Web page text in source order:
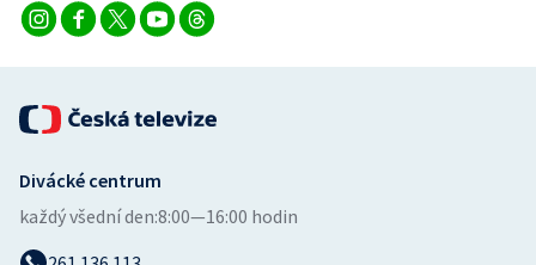
Divácké centrum
každý všední den:8:00—16:00 hodin